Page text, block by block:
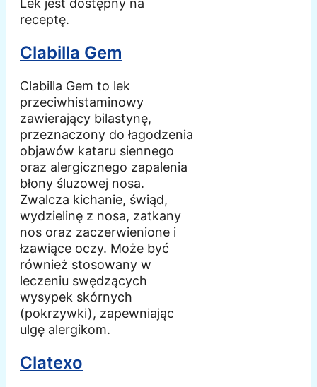
Lek jest dostępny na
receptę.
Clabilla Gem
Clabilla Gem to lek
przeciwhistaminowy
zawierający bilastynę,
przeznaczony do łagodzenia
objawów kataru siennego
oraz alergicznego zapalenia
błony śluzowej nosa.
Zwalcza kichanie, świąd,
wydzielinę z nosa, zatkany
nos oraz zaczerwienione i
łzawiące oczy. Może być
również stosowany w
leczeniu swędzących
wysypek skórnych
(pokrzywki), zapewniając
ulgę alergikom.
Clatexo